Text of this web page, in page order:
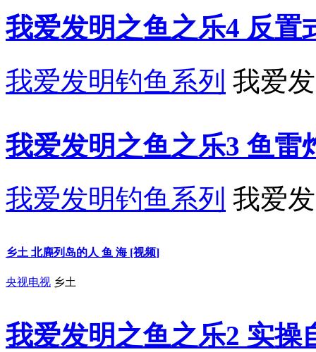
我爱发明之鱼之乐4 反置
我爱发明钓鱼系列 我爱
我爱发明之鱼之乐3 鱼雷
我爱发明钓鱼系列 我爱
乡土 北麂列岛的人 鱼 海 [视频]
央视电视 乡土
我爱发明之鱼之乐2 实